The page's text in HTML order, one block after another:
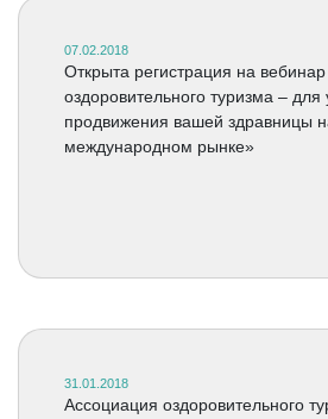
07.02.2018
Открыта регистрация на
оздоровительного туризма – для
продвижения вашей здравницы
международном рынке»
31.01.2018
Ассоциация оздоровительного